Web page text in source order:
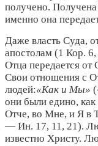
получено.
именно она
Даже власть Суда,
апостолам (1 Кор.
Отца передается
Свои отношения с
людей:«Как и Мы»
они были едино,
Отче, во Мне, и Я в
— Ин. 17, 11, 21).
известно Христу.